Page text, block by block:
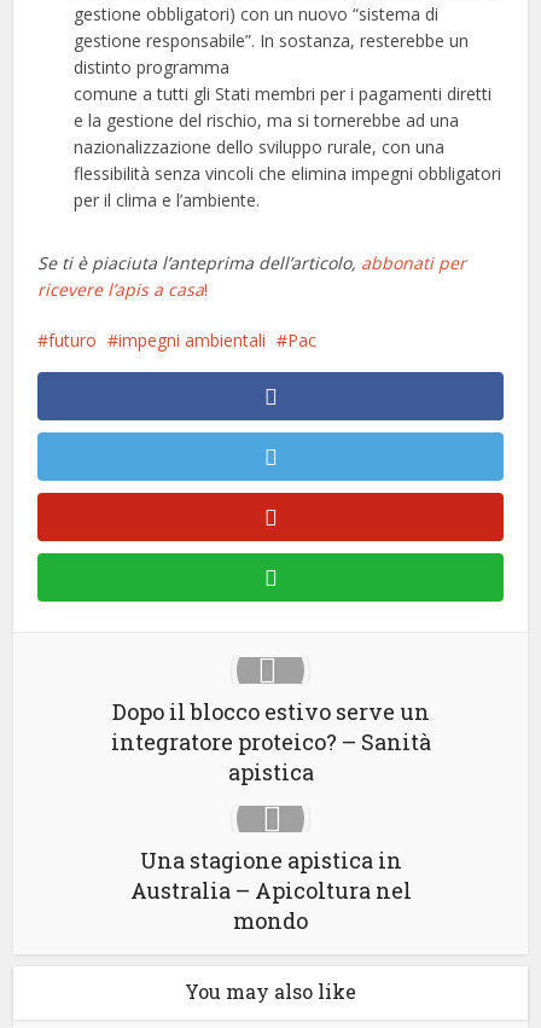
gestione obbligatori) con un nuovo “sistema di
gestione responsabile”. In sostanza, resterebbe un
distinto programma
comune a tutti gli Stati membri per i pagamenti diretti
e la gestione del rischio, ma si tornerebbe ad una
nazionalizzazione dello sviluppo rurale, con una
flessibilità senza vincoli che elimina impegni obbligatori
per il clima e l’ambiente.
Se ti è piaciuta l’anteprima dell’articolo, abbonati per
ricevere l’apis a casa!
futuro impegni ambientali Pac
Dopo il blocco estivo serve un
integratore proteico? – Sanità
apistica
Una stagione apistica in
Australia – Apicoltura nel
mondo
You may also like